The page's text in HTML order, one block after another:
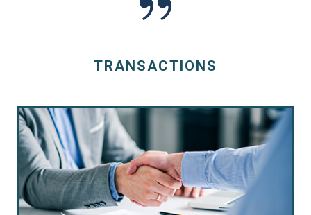
TRANSACTIONS